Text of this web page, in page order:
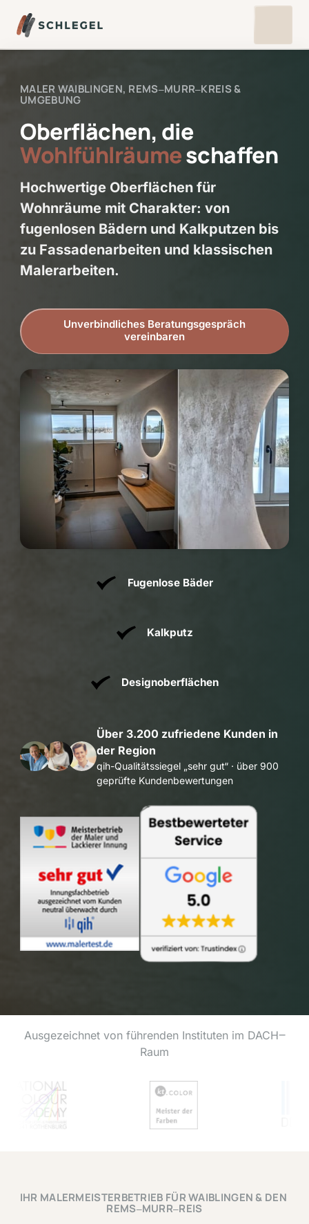
MALER WAIBLINGEN, REMS‒MURR‒KREIS
UMGEBUNG
Wohlfühlräume schaffen
Hochwertige Oberflächen für
Wohnräume mit Charakter: von
fugenlosen Bädern und Kalkputzen bis
zu Fassadenarbeiten und klassischen
Malerarbeiten.
Unverbindliches Beratungsgespräch
vereinbaren
Fugenloses Bad
📍 Familie Masek
Fugenlose Bäder
Kalkputz
Designoberflächen
Über 3.200 zufriedene Kunden in
der Region
qih-Qualitätssiegel „sehr gut“ · über 900
geprüfte Kundenbewertungen
Ausgezeichnet von führenden Instituten im DACH‒
Raum
IHR MALERMEISTERBETRIEB FÜR WAIBLINGEN &
REMS‒MURR‒REIS